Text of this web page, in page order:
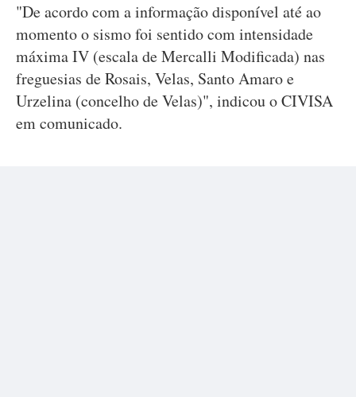
"De acordo com a informação disponível até ao
momento o sismo foi sentido com intensidade
máxima IV (escala de Mercalli Modificada) nas
freguesias de Rosais, Velas, Santo Amaro e
Urzelina (concelho de Velas)", indicou o CIVISA
em comunicado.